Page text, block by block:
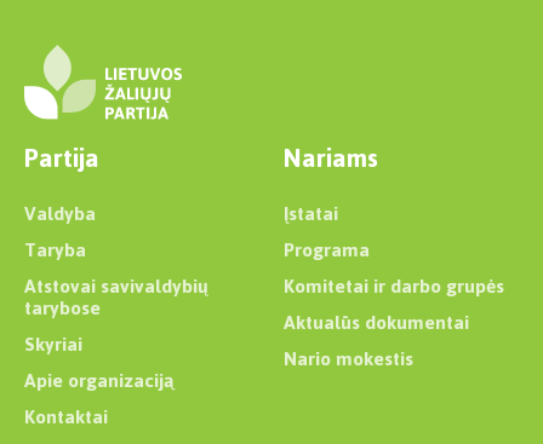
Partija
Valdyba
Taryba
Atstovai savivaldybių
tarybose
Skyriai
Apie organizaciją
Kontaktai
Nariams
Įstatai
Programa
Komitetai ir darbo grupės
Aktualūs dokumentai
Nario mokestis